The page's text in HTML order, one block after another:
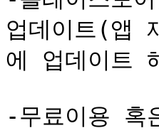
업데이트(앱
에 업데이트
-무료이용 혹